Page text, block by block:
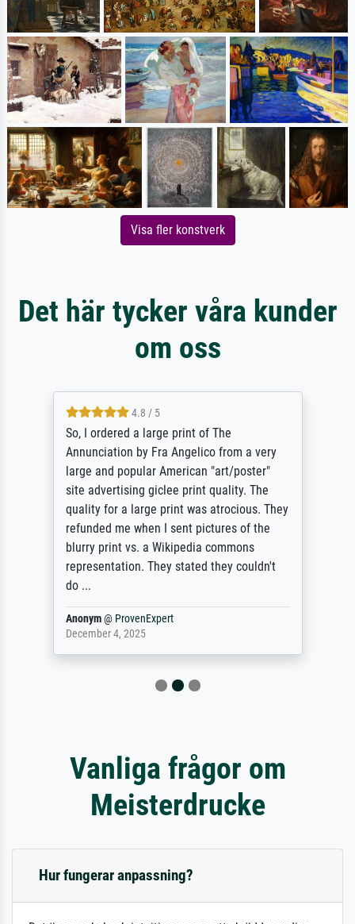
Visa fler konstverk
Det här tycker våra kunder
om oss
4.8 / 5
So, I ordered a large print of The
Annunciation by Fra Angelico from a very
large and popular American "art/poster"
site advertising giclee print quality. The
quality for a large print was atrocious. They
refunded me when I sent pictures of the
blurry print vs. a Wikipedia commons
representation. They stated they couldn't
do ...
Anonym@ ProvenExpert
December 4, 2025
Vanliga frågor om
Meisterdrucke
Hur fungerar anpassning?